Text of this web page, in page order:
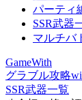
パーティ
SSR武器
マルチバ
GameWith
グラブル攻略
SSR武器一覧